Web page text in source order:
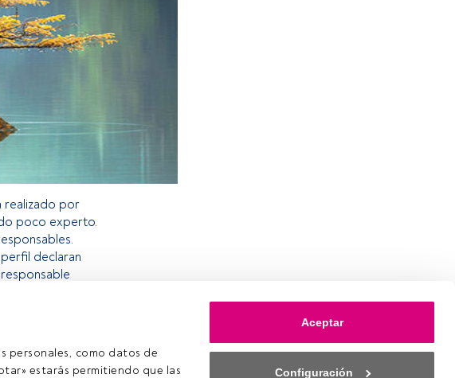
personales, como datos de
estarás permitiendo que las
Aceptar
Configuración
realizado por
poco experto.
declaran
te